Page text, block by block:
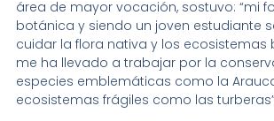
área de mayor vocación, sostuvo: “mi
botánica y siendo un joven estudiante
cuidar la flora nativa y los ecosistemas
me ha llevado a trabajar por la
especies emblemáticas como la
ecosistemas frágiles como las